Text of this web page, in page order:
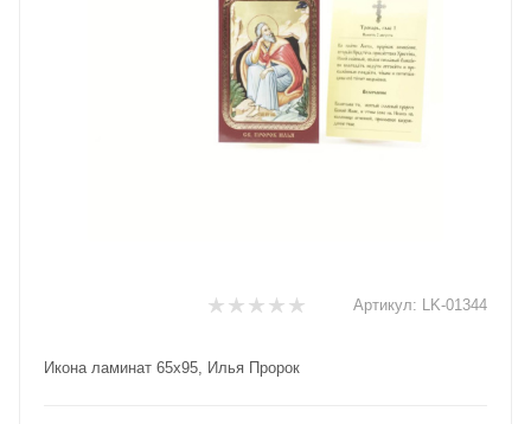
Артикул: LK-01344
Икона ламинат 65x95, Илья Пророк